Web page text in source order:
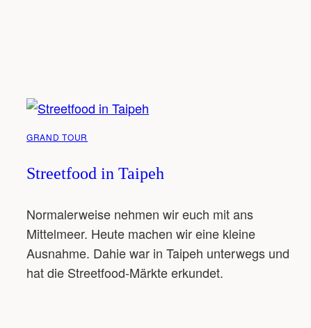
GRAND TOUR
Streetfood in Taipeh
Normalerweise nehmen wir euch mit ans
Mittelmeer. Heute machen wir eine kleine
Ausnahme. Dahie war in Taipeh unterwegs und
hat die Streetfood-Märkte erkundet.